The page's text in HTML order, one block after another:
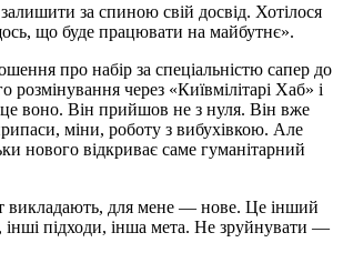
за спиною свій досвід. Хотілося
що буде працювати на майбутнє».
про набір за спеціальністю сапер до
розмінування через «Київмілітарі Хаб» і
воно. Він прийшов не з нуля. Він вже
міни, роботу з вибухівкою. Але
нового відкриває саме гуманітарний
викладають, для мене — нове. Це інший
інші підходи, інша мета. Не зруйнувати —